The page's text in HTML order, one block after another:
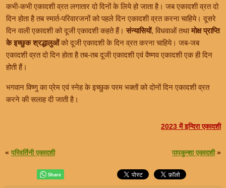
कभी-कभी एकादशी व्रत लगातार दो दिनों के लिये हो जाता है। जब एकादशी व्रत दो
दिन होता है तब स्मार्त-परिवारजनों को पहले दिन एकादशी व्रत करना चाहिये। दूसरे
दिन वाली एकादशी को दूजी एकादशी कहते हैं। संन्यासियों, विधवाओं तथामोक्ष प्राप्ति
के इच्छुक श्रद्धालुओंको दूजी एकादशी के दिन व्रत करना चाहिये। जब-जब
एकादशी व्रत दो दिन होता है तब-तब दूजी एकादशी एवं वैष्णव एकादशी एक ही दिन
होती हैं।
भगवान विष्णु का प्रेम एवं स्नेह के इच्छुक परम भक्तों को दोनों दिन एकादशी व्रत
करने की सलाह दी जाती है।
2023 में इन्दिरा एकादशी
« परिवर्तिनी एकादशी पापकुन्शा एकादशी»